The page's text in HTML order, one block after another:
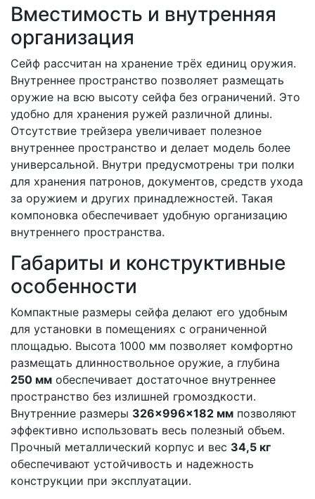
Вместимость и внутренняя
организация
Сейф рассчитан на хранение трёх единиц оружия.
Внутреннее пространство позволяет размещать
оружие на всю высоту сейфа без ограничений. Это
удобно для хранения ружей различной длины.
Отсутствие трейзера увеличивает полезное
внутреннее пространство и делает модель более
универсальной. Внутри предусмотрены три полки
для хранения патронов, документов, средств ухода
за оружием и других принадлежностей. Такая
компоновка обеспечивает удобную организацию
внутреннего пространства.
Габариты и конструктивные
особенности
Компактные размеры сейфа делают его удобным
для установки в помещениях с ограниченной
площадью. Высота 1000 мм позволяет комфортно
размещать длинноствольное оружие, а глубина
250 мм обеспечивает достаточное внутреннее
пространство без излишней громоздкости.
Внутренние размеры 326×996×182 мм позволяют
эффективно использовать весь полезный объем.
Прочный металлический корпус и вес 34,5 кг
обеспечивают устойчивость и надежность
конструкции при эксплуатации.